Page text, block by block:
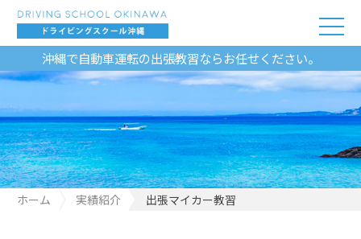
沖縄で自動車運転の出張教習ならお任せください。
ホーム 実績紹介 出張マイカー教習